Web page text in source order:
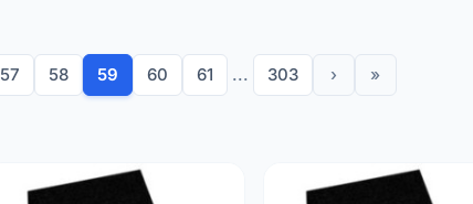
57 58 59 60 61 ... 303 › »